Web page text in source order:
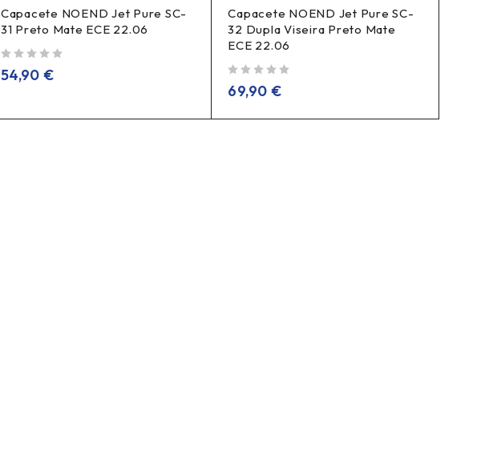
Capacete NOEND Jet Pure SC-
31 Preto Mate ECE 22.06
54,90€
Capacete NOEND Jet Pure SC-
32 Dupla Viseira Preto Mate
ECE 22.06
69,90 €